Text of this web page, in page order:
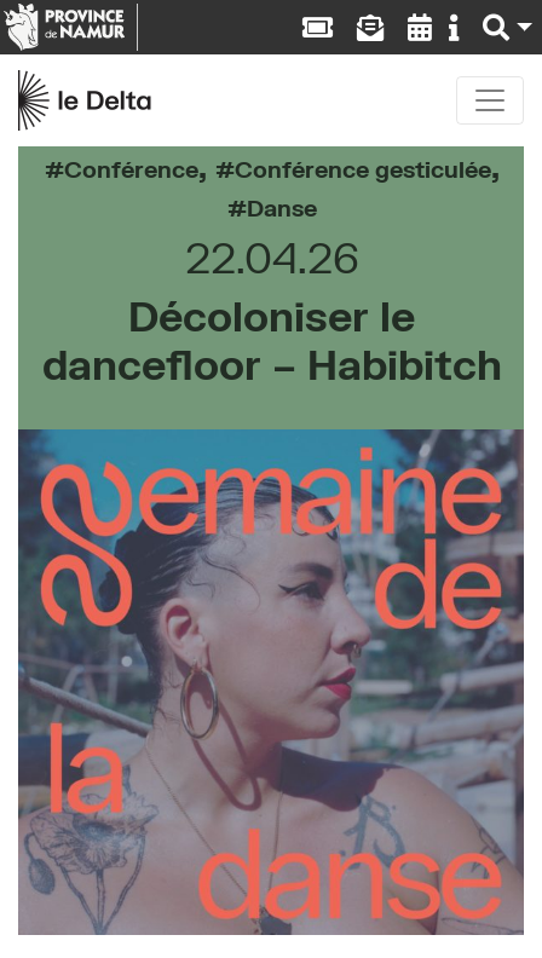
Conférence, Conférence gesticulée,
Danse
22.04.26
Décoloniser le
dancefloor – Habibitch